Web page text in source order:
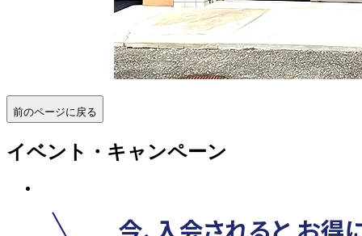
前のページに戻る
イベント・キャンペーン